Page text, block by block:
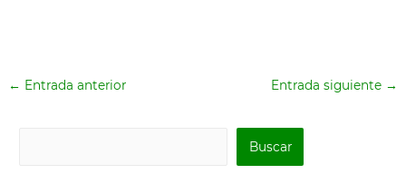
← Entrada anterior Entrada siguiente →
Buscar